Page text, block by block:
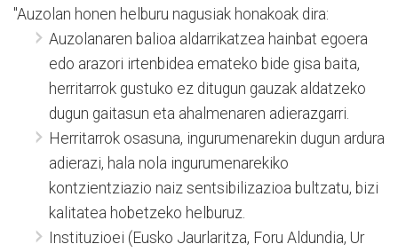
"Auzolan honen helburu nagusiak honakoak dira:
Auzolanaren balioa aldarrikatzea hainbat egoera
edo arazori irtenbidea emateko bide gisa baita,
herritarrok gustuko ez ditugun gauzak aldatzeko
dugun gaitasun eta ahalmenaren adierazgarri.
Herritarrok osasuna, ingurumenarekin dugun ardura
adierazi, hala nola ingurumenarekiko
kontzientziazio naiz sentsibilizazioa bultzatu, bizi
kalitatea hobetzeko helburuz.
Instituzioei (Eusko Jaurlaritza, Foru Aldundia, Ur